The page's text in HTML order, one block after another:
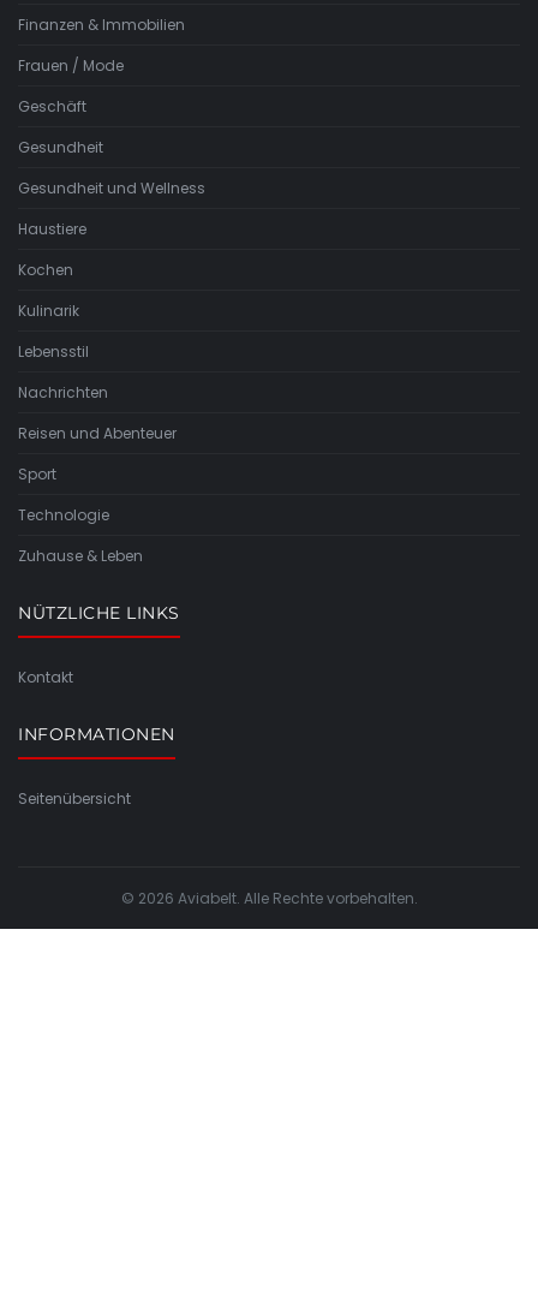
Finanzen & Immobilien
Frauen / Mode
Geschäft
Gesundheit
Gesundheit und Wellness
Haustiere
Kochen
Kulinarik
Lebensstil
Nachrichten
Reisen und Abenteuer
Sport
Technologie
Zuhause & Leben
NÜTZLICHE LINKS
Kontakt
INFORMATIONEN
Seitenübersicht
© 2026 Aviabelt. Alle Rechte vorbehalten.